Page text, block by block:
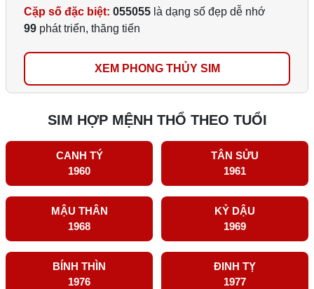
Cặp số đặc biệt: 055055 là dạng số đẹp dễ nhớ
99 phát triển, thăng tiến
XEM PHONG THỦY SIM
SIM HỢP MỆNH THỔ THEO TUỔI
CANH TÝ
1960
TÂN SỬU
1961
MẬU THÂN
1968
KỶ DẬU
1969
BÍNH THÌN
1976
ĐINH TỴ
1977